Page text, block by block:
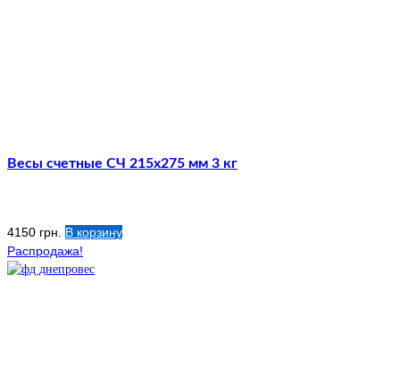
Весы счетные СЧ 215х275 мм 3 кг
4150 грн.
В корзину
Распродажа!